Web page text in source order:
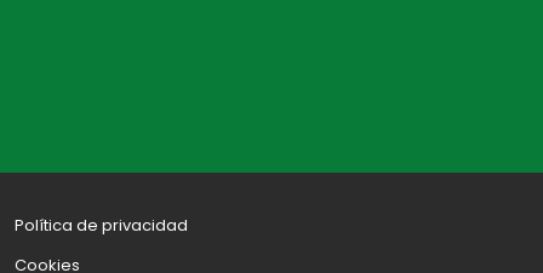
Política de privacidad
Cookies